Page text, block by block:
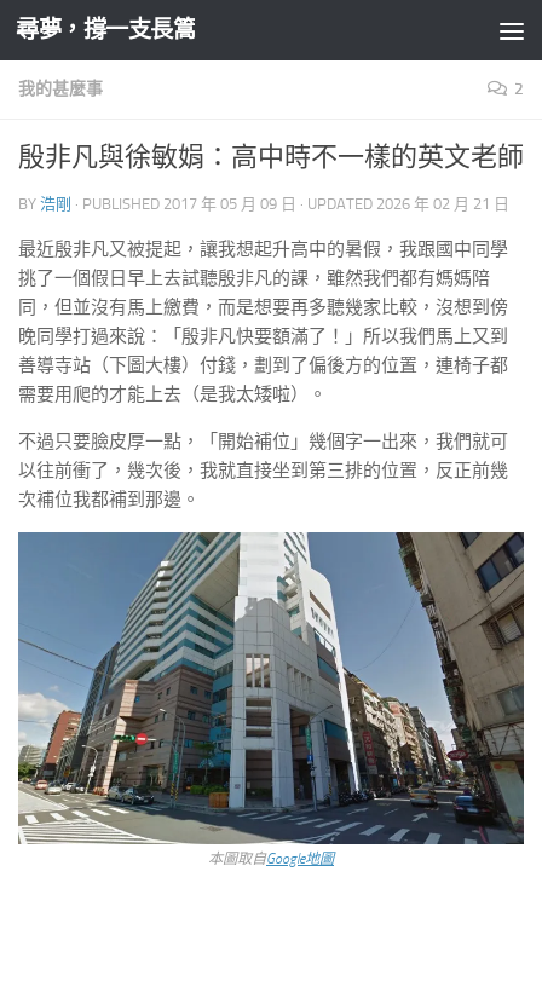
Skip to content
尋夢，撐一支長篙
我的甚麼事 2
殷非凡與徐敏娟：高中時不一樣的英文老師
BY 浩剛 · PUBLISHED 2017 年 05 月 09 日 · UPDATED 2026 年 02 月 21 日
最近殷非凡又被提起，讓我想起升高中的暑假，我跟國中同學
挑了一個假日早上去試聽殷非凡的課，雖然我們都有媽媽陪
同，但並沒有馬上繳費，而是想要再多聽幾家比較，沒想到傍
晚同學打過來說：「殷非凡快要額滿了！」所以我們馬上又到
善導寺站（下圖大樓）付錢，劃到了偏後方的位置，連椅子都
需要用爬的才能上去（是我太矮啦）。
不過只要臉皮厚一點，「開始補位」幾個字一出來，我們就可
以往前衝了，幾次後，我就直接坐到第三排的位置，反正前幾
次補位我都補到那邊。
本圖取自Google地圖